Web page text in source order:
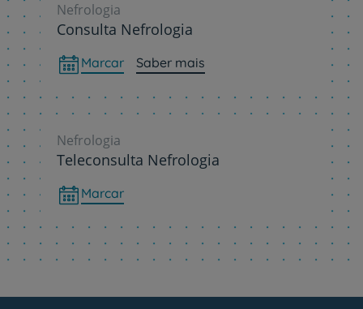
Nefrologia
Consulta Nefrologia
Marcar Saber mais
Nefrologia
Teleconsulta Nefrologia
Marcar